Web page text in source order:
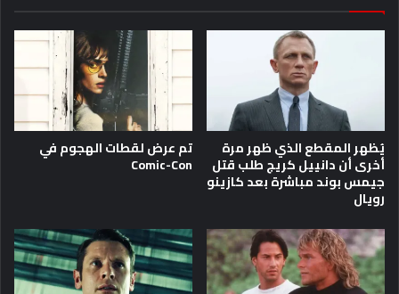
يُظهر المقطع الذي ظهر مرة
أخرى أن دانييل كريج طلب قتل
جيمس بوند مباشرة بعد كازينو
رويال
تم عرض لقطات الهجوم في
Comic-Con